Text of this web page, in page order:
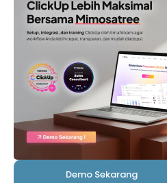
Demo Sekarang